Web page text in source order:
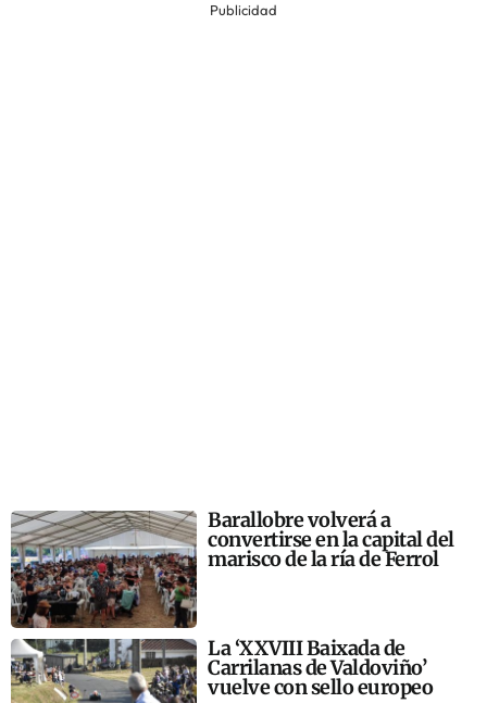
Publicidad
Barallobre volverá a
convertirse en la capital del
marisco de la ría de Ferrol
La ‘XXVIII Baixada de
Carrilanas de Valdoviño’
vuelve con sello europeo